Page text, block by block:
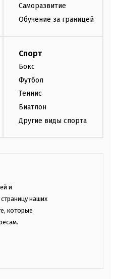
Саморазвитие
Обучение за границей
Спорт
Бокс
Футбол
Теннис
Биатлон
Другие виды спорта
и
наших
которые